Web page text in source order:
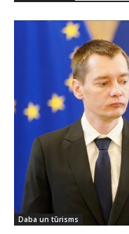
Daba un tūrisms